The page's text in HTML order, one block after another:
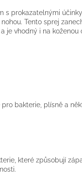
s prokazatelnými
Tento sprej
je vhodný i na koženou
bakterie, plísně a
které způsobují